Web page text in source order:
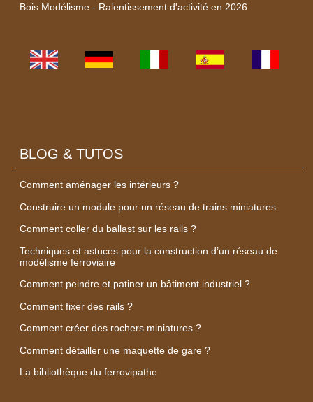
Bois Modélisme - Ralentissement d'activité en 2026
BLOG & TUTOS
Comment aménager les intérieurs ?
Construire un module pour un réseau de trains miniatures
Comment coller du ballast sur les rails ?
Techniques et astuces pour la construction d’un réseau de
modélisme ferroviaire
Comment peindre et patiner un bâtiment industriel ?
Comment fixer des rails ?
Comment créer des rochers miniatures ?
Comment détailler une maquette de gare ?
La bibliothèque du ferrovipathe